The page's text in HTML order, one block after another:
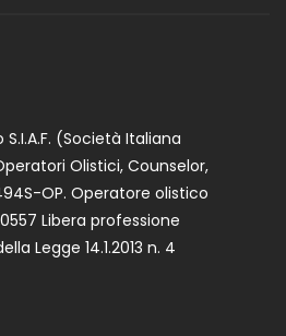
(Società Italiana
Olistici, Counselor,
OP. Operatore olistico
Libera professione
Legge 14.1.2013 n. 4